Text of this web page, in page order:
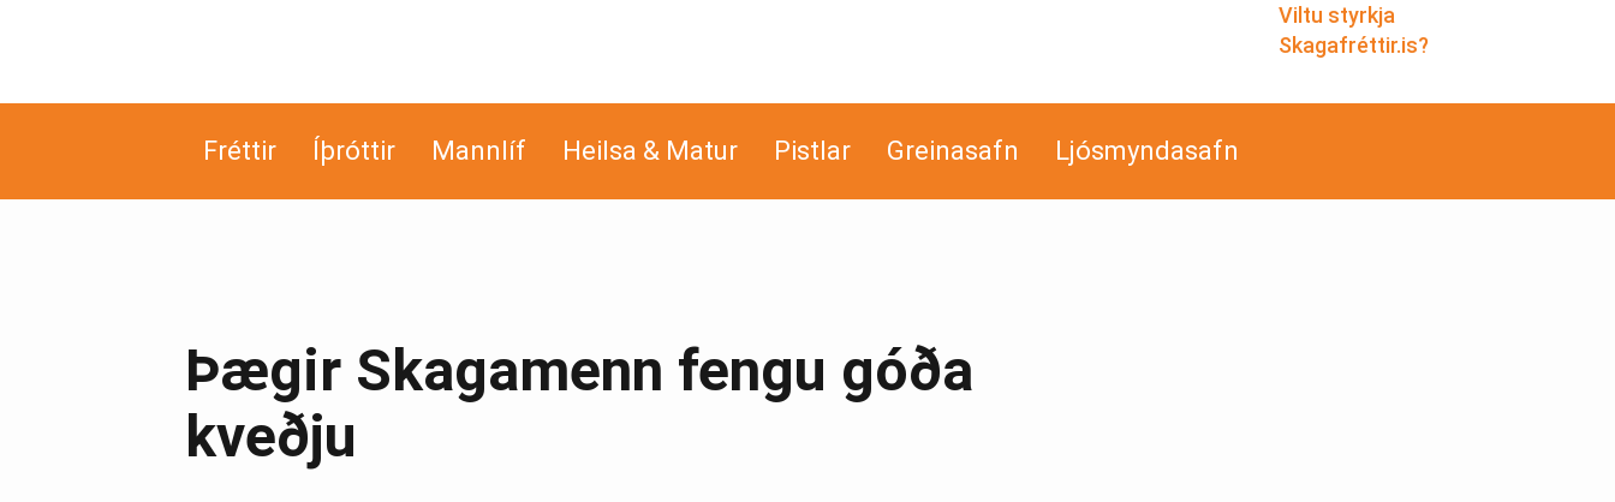
Viltu styrkja
Skagafréttir.is?
Fréttir Íþróttir Mannlíf Heilsa & Matur Pistlar Greinasafn Ljósmyndasafn
Þægir Skagamenn fengu góða
kveðju